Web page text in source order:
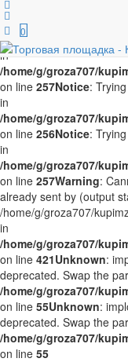
Notice
/home/g/groza707/
on line
in
/home/g/groza707/
on line 257Notice:
in
/home/g/groza707/
on line 256Notice:
in
/home/g/groza707/
on line 257Warning:
already sent by (output
/home/g/groza707/
in
/home/g/groza707/
on line 421Unknown:
deprecated. Swap the
/home/g/groza707/
on line 55Unknown:
deprecated. Swap the
/home/g/groza707/
on line 55
0